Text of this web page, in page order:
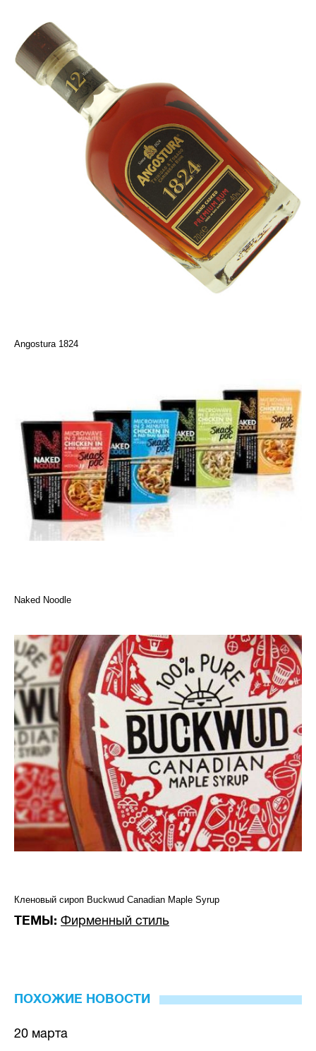
Angostura 1824
Naked Noodle
Кленовый сироп Buckwud Canadian Maple Syrup
ТЕМЫ: Фирменный стиль
ПОХОЖИЕ НОВОСТИ
20 марта